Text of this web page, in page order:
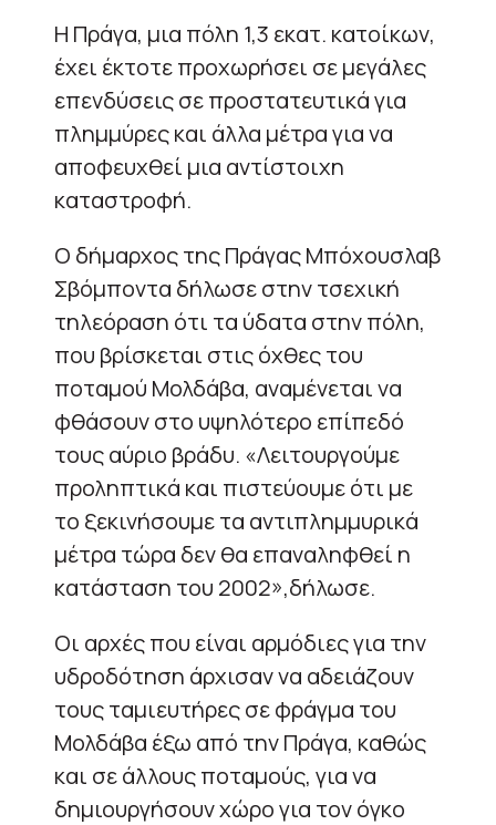
Η Πράγα, μια πόλη 1,3 εκατ. κατοίκων,
έχει έκτοτε προχωρήσει σε μεγάλες
επενδύσεις σε προστατευτικά για
πλημμύρες και άλλα μέτρα για να
αποφευχθεί μια αντίστοιχη
καταστροφή.
Ο δήμαρχος της Πράγας Μπόχουσλαβ
Σβόμποντα δήλωσε στην τσεχική
τηλεόραση ότι τα ύδατα στην πόλη,
που βρίσκεται στις όχθες του
ποταμού Μολδάβα, αναμένεται να
φθάσουν στο υψηλότερο επίπεδό
τους αύριο βράδυ. «Λειτουργούμε
προληπτικά και πιστεύουμε ότι με
το ξεκινήσουμε τα αντιπλημμυρικά
μέτρα τώρα δεν θα επαναληφθεί η
κατάσταση του 2002»,δήλωσε.
Οι αρχές που είναι αρμόδιες για την
υδροδότηση άρχισαν να αδειάζουν
τους ταμιευτήρες σε φράγμα του
Μολδάβα έξω από την Πράγα, καθώς
και σε άλλους ποταμούς, για να
δημιουργήσουν χώρο για τον όγκο